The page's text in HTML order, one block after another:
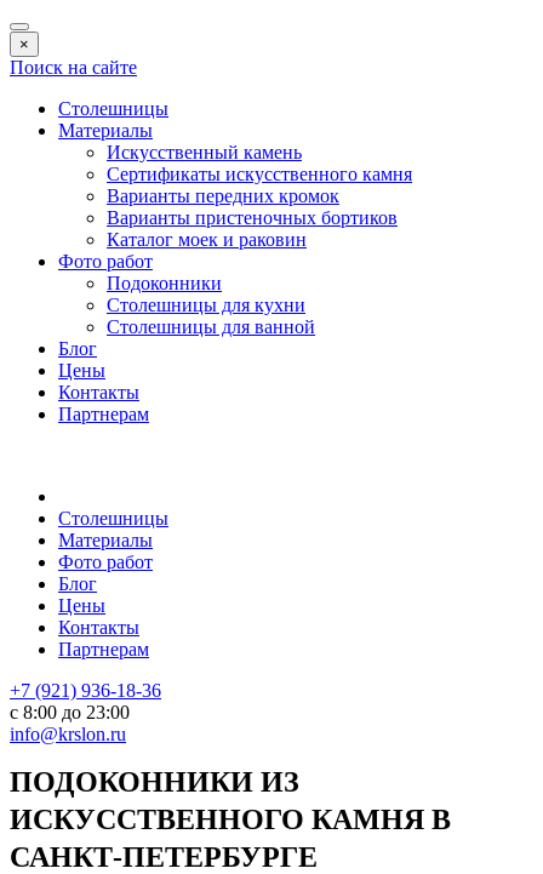
×
Поиск на сайте
Столешницы
Материалы
Искусственный камень
Сертификаты искусственного камня
Варианты передних кромок
Варианты пристеночных бортиков
Каталог моек и раковин
Фото работ
Подоконники
Столешницы для кухни
Столешницы для ванной
Блог
Цены
Контакты
Партнерам
Столешницы
Материалы
Фото работ
Блог
Цены
Контакты
Партнерам
+7 (921) 936-18-36
с 8:00 до 23:00
info@krslon.ru
ПОДОКОННИКИ ИЗ
ИСКУССТВЕННОГО КАМНЯ В
САНКТ-ПЕТЕРБУРГЕ